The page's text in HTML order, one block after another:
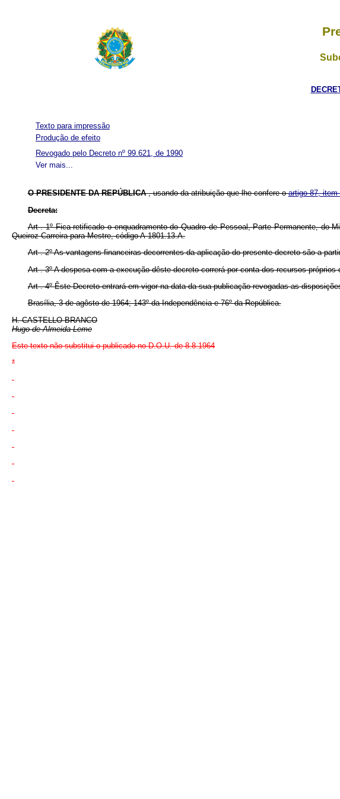
Ver mais...
Texto para impressão
Produção de efeito
Revogado pelo Decreto nº 99.621, de 1990
O PRESIDENTE DA REPÚBLICA, usando da atribuição que lhe confere oartigo 87, item
Decreta:
Art . 1º Fica retificado o enquadramento do Quadro de Pessoal, Parte Permanente, do
Queiroz Carreira para Mestre, código A-1801.13.A.
Art . 2º As vantagens financeiras decorrentes da aplicação do presente decreto são a
Art . 3º A despesa com a execução dêste decreto correrá por conta dos recursos próprios
Art . 4º Êste Decreto entrará em vigor na data da sua publicação revogadas as
Brasília, 3 de agôsto de 1964; 143º da Independência e 76º da República.
H. CASTELLO BRANCO
Hugo de Almeida Leme
Este texto não substitui o publicado no D.O.U. de 8.8.1964
*